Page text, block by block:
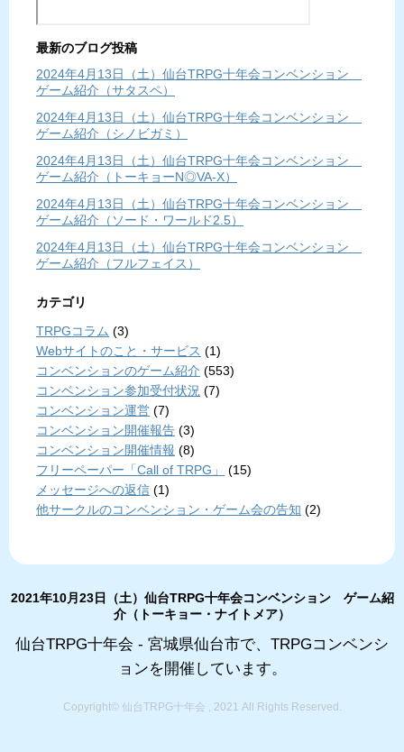
最新のブログ投稿
2024年4月13日（土）仙台TRPG十年会コンベンション
ゲーム紹介（サタスペ）
2024年4月13日（土）仙台TRPG十年会コンベンション
ゲーム紹介（シノビガミ）
2024年4月13日（土）仙台TRPG十年会コンベンション
ゲーム紹介（トーキョーN◎VA-X）
2024年4月13日（土）仙台TRPG十年会コンベンション
ゲーム紹介（ソード・ワールド2.5）
2024年4月13日（土）仙台TRPG十年会コンベンション
ゲーム紹介（フルフェイス）
カテゴリ
TRPGコラム (3)
Webサイトのこと・サービス (1)
コンベンションのゲーム紹介 (553)
コンベンション参加受付状況 (7)
コンベンション運営 (7)
コンベンション開催報告 (3)
コンベンション開催情報 (8)
フリーペーパー「Call of TRPG」
(15)
メッセージへの返信 (1)
他サークルのコンベンション・ゲーム会の告知 (2)
2021年10月23日（土）仙台TRPG十年会コンベンション ゲーム紹
介（トーキョー・ナイトメア）
仙台TRPG十年会 - 宮城県仙台市で、TRPGコンベンシ
ョンを開催しています。
Copyright© 仙台TRPG十年会 , 2021 All Rights Reserved.